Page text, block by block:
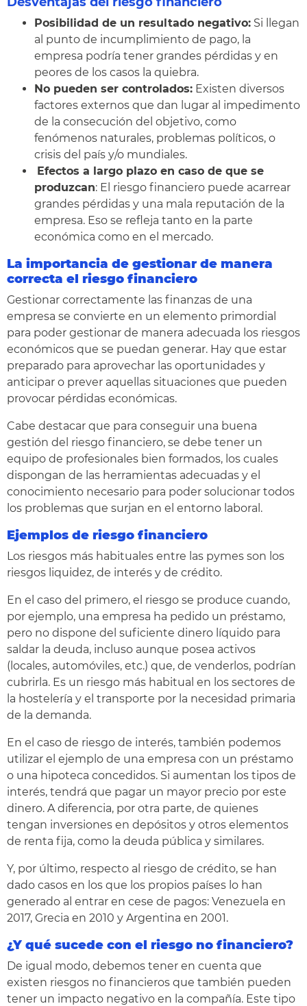
Posibilidad de un resultado negativo: Si llegan
al punto de incumplimiento de pago, la
empresa podría tener grandes pérdidas y en
peores de los casos la quiebra.
No pueden ser controlados: Existen diversos
factores externos que dan lugar al impedimento
de la consecución del objetivo, como
fenómenos naturales, problemas políticos, o
crisis del país y/o mundiales.
Efectos a largo plazo en caso de que se
produzcan: El riesgo financiero puede acarrear
grandes pérdidas y una mala reputación de la
empresa. Eso se refleja tanto en la parte
económica como en el mercado.
La importancia de gestionar de manera
correcta el riesgo financiero
Gestionar correctamente las finanzas de una
empresa se convierte en un elemento primordial
para poder gestionar de manera adecuada los riesgos
económicos que se puedan generar. Hay que estar
preparado para aprovechar las oportunidades y
anticipar o prever aquellas situaciones que pueden
provocar pérdidas económicas.
Cabe destacar que para conseguir una buena
gestión del riesgo financiero, se debe tener un
equipo de profesionales bien formados, los cuales
dispongan de las herramientas adecuadas y el
conocimiento necesario para poder solucionar todos
los problemas que surjan en el entorno laboral.
Ejemplos de riesgo financiero
Los riesgos más habituales entre las pymes son los
riesgos liquidez, de interés y de crédito.
En el caso del primero, el riesgo se produce cuando,
por ejemplo, una empresa ha pedido un préstamo,
pero no dispone del suficiente dinero líquido para
saldar la deuda, incluso aunque posea activos
(locales, automóviles, etc.) que, de venderlos, podrían
cubrirla. Es un riesgo más habitual en los sectores de
la hostelería y el transporte por la necesidad primaria
de la demanda.
En el caso de riesgo de interés, también podemos
utilizar el ejemplo de una empresa con un préstamo
o una hipoteca concedidos. Si aumentan los tipos de
interés, tendrá que pagar un mayor precio por este
dinero. A diferencia, por otra parte, de quienes
tengan inversiones en depósitos y otros elementos
de renta fija, como la deuda pública y similares.
Y, por último, respecto al riesgo de crédito, se han
dado casos en los que los propios países lo han
generado al entrar en cese de pagos: Venezuela en
2017, Grecia en 2010 y Argentina en 2001.
¿Y qué sucede con el riesgo no financiero?
De igual modo, debemos tener en cuenta que
existen riesgos no financieros que también pueden
tener un impacto negativo en la compañía. Este tipo